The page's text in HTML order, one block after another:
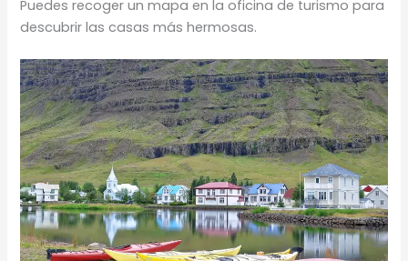
Puedes recoger un mapa en la oficina de turismo para
descubrir las casas más hermosas.